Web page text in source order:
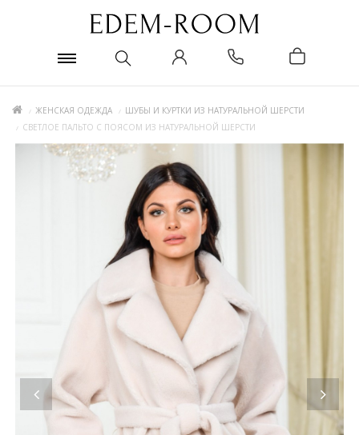
ЖЕНСКАЯ ОДЕЖДА
ШУБЫ И КУРТКИ ИЗ НАТУРАЛЬНОЙ ШЕРСТИ
СВЕТЛОЕ ПАЛЬТО С ПОЯСОМ ИЗ НАТУРАЛЬНОЙ ШЕРСТИ